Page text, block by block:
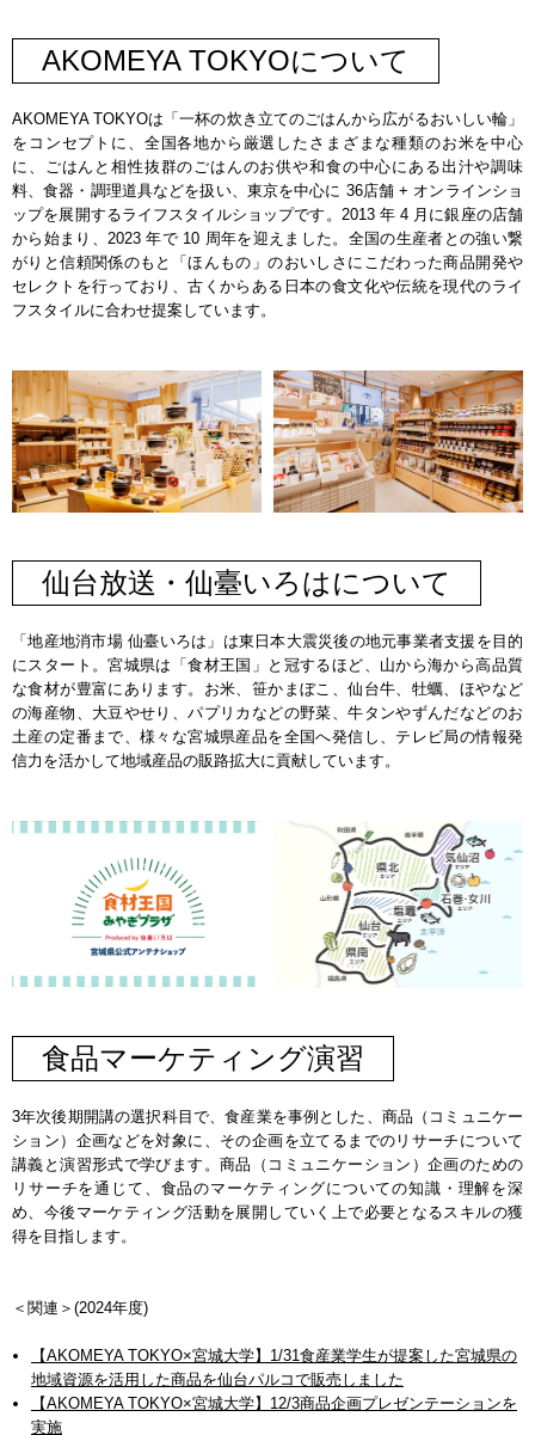
AKOMEYA TOKYOについて
AKOMEYA TOKYOは「一杯の炊き立てのごはんから広がるおいしい輪」
をコンセプトに、全国各地から厳選したさまざまな種類のお米を中心
に、ごはんと相性抜群のごはんのお供や和食の中心にある出汁や調味
料、食器・調理道具などを扱い、東京を中心に 36店舗 + オンラインショ
ップを展開するライフスタイルショップです。2013 年 4 月に銀座の店舗
から始まり、2023 年で 10 周年を迎えました。全国の生産者との強い繋
がりと信頼関係のもと「ほんもの」のおいしさにこだわった商品開発や
セレクトを行っており、古くからある日本の食文化や伝統を現代のライ
フスタイルに合わせ提案しています。
仙台放送・仙臺いろはについて
「地産地消市場 仙臺いろは」は東日本大震災後の地元事業者支援を目的
にスタート。宮城県は「食材王国」と冠するほど、山から海から高品質
な食材が豊富にあります。お米、笹かまぼこ、仙台牛、牡蠣、ほやなど
の海産物、大豆やせり、パプリカなどの野菜、牛タンやずんだなどのお
土産の定番まで、様々な宮城県産品を全国へ発信し、テレビ局の情報発
信力を活かして地域産品の販路拡大に貢献しています。
食品マーケティング演習
3年次後期開講の選択科目で、食産業を事例とした、商品（コミュニケー
ション）企画などを対象に、その企画を立てるまでのリサーチについて
講義と演習形式で学びます。商品（コミュニケーション）企画のための
リサーチを通じて、食品のマーケティングについての知識・理解を深
め、今後マーケティング活動を展開していく上で必要となるスキルの獲
得を目指します。
＜関連＞(2024年度)
【AKOMEYA TOKYO×宮城大学】1/31食産業学生が提案した宮城県の
地域資源を活用した商品を仙台パルコで販売しました
【AKOMEYA TOKYO×宮城大学】12/3商品企画プレゼンテーションを
実施